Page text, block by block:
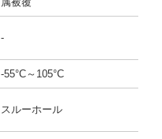
-
-55°C～105°C
スルーホール